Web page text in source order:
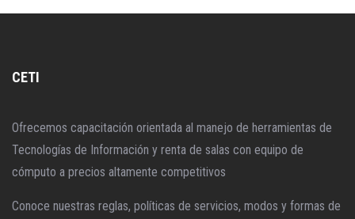
CETI
Ofrecemos capacitación orientada al manejo de herramientas de
Tecnologías de Información y renta de salas con equipo de
cómputo a precios altamente competitivos
Conoce nuestras reglas, políticas de servicios, modos y formas de